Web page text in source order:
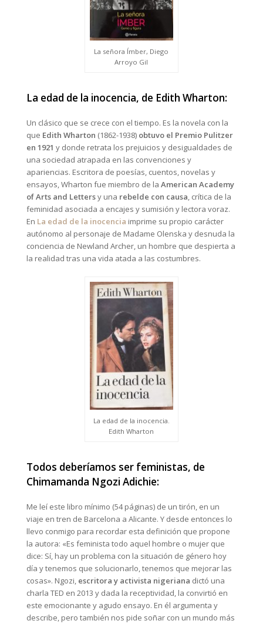
La señora Ímber, Diego
Arroyo Gil
La edad de la inocencia, de Edith Wharton:
Un clásico que se crece con el tiempo. Es la novela con la
que Edith Wharton (1862-1938)obtuvo el Premio Pulitzer
en 1921 y donde retrata los prejuicios y desigualdades de
una sociedad atrapada en las convenciones y
apariencias. Escritora de poesías, cuentos, novelas y
ensayos, Wharton fue miembro de la American Academy
of Arts and Lettersy una rebelde con causa, crítica de la
feminidad asociada a encajes y sumisión y lectora voraz.
En La edad de la inocencia imprime su propio carácter
autónomo al personaje de Madame Olenska y desnuda la
conciencia de Newland Archer, un hombre que despierta a
la realidad tras una vida atada a las costumbres.
La edad de la inocencia.
Edith Wharton
Todos deberíamos ser feministas, de
Chimamanda Ngozi Adichie:
Me leí este libro mínimo (54 páginas) de un tirón, en un
viaje en tren de Barcelona a Alicante. Y desde entonces lo
llevo conmigo para recordar esta definición que propone
la autora: «Es feminista todo aquel hombre o mujer que
dice: Sí, hay un problema con la situación de género hoy
día y tenemos que solucionarlo, tenemos que mejorar las
cosas». Ngozi, escritora y activista nigeriana dictó una
charla TED en 2013 y dada la receptividad, la convirtió en
este emocionante y agudo ensayo. En él argumenta y
describe, pero también nos pide soñar con un mundo más